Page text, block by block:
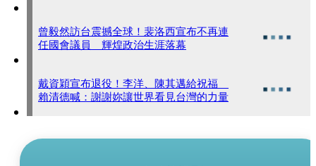
曾毅然訪台震撼全球！裴洛西宣布不再連
任國會議員 輝煌政治生涯落幕
戴資穎宣布退役！李洋、陳其邁給祝福
賴清德喊：謝謝妳讓世界看見台灣的力量